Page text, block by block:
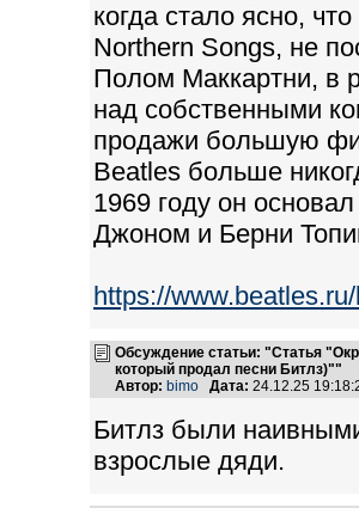
когда стало ясно,
Northern Songs, не
Полом Маккартни, в
над собственными
продажи большую
Beatles больше
1969 году он
Джоном и Берни
https://
Обсуждение статьи: "Статья
который продал песни Битлз)""
Автор: bimo Дата: 24.12.25
Битлз были
взрослые дяди.